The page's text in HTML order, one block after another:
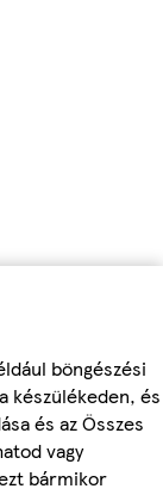
böngészési
készülékeden, és
és az Összes
vagy
bármikor